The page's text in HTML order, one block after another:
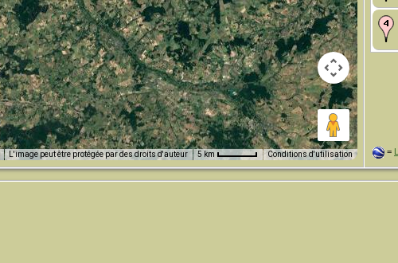
L'image peut être protégée par des droits d'auteur 5 km Conditions d'utilisation =